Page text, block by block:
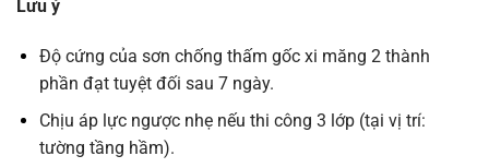
Lưu ý
Độ cứng của sơn chống thấm gốc xi măng 2 thành
phần đạt tuyệt đối sau 7 ngày.
Chịu áp lực ngược nhẹ nếu thi công 3 lớp (tại vị trí:
tường tầng hầm).